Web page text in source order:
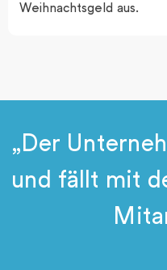
Weihnachtsgeld aus.
„Der
und fällt mit